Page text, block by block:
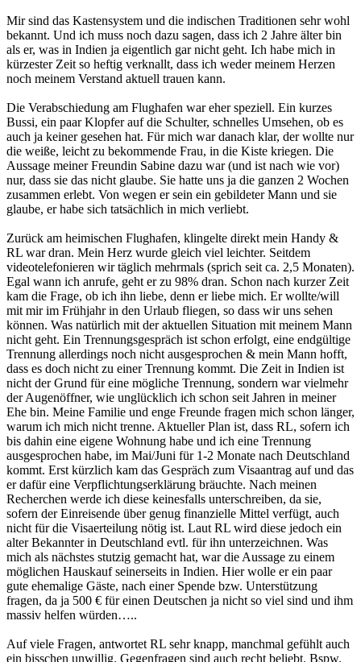
Mir sind das Kastensystem und die indischen Traditionen sehr wohl
bekannt. Und ich muss noch dazu sagen, dass ich 2 Jahre älter bin
als er, was in Indien ja eigentlich gar nicht geht. Ich habe mich in
kürzester Zeit so heftig verknallt, dass ich weder meinem Herzen
noch meinem Verstand aktuell trauen kann.
Die Verabschiedung am Flughafen war eher speziell. Ein kurzes
Bussi, ein paar Klopfer auf die Schulter, schnelles Umsehen, ob es
auch ja keiner gesehen hat. Für mich war danach klar, der wollte nur
die weiße, leicht zu bekommende Frau, in die Kiste kriegen. Die
Aussage meiner Freundin Sabine dazu war (und ist nach wie vor)
nur, dass sie das nicht glaube. Sie hatte uns ja die ganzen 2 Wochen
zusammen erlebt. Von wegen er sein ein gebildeter Mann und sie
glaube, er habe sich tatsächlich in mich verliebt.
Zurück am heimischen Flughafen, klingelte direkt mein Handy &
RL war dran. Mein Herz wurde gleich viel leichter. Seitdem
videotelefonieren wir täglich mehrmals (sprich seit ca. 2,5 Monaten).
Egal wann ich anrufe, geht er zu 98% dran. Schon nach kurzer Zeit
kam die Frage, ob ich ihn liebe, denn er liebe mich. Er wollte/will
mit mir im Frühjahr in den Urlaub fliegen, so dass wir uns sehen
können. Was natürlich mit der aktuellen Situation mit meinem Mann
nicht geht. Ein Trennungsgespräch ist schon erfolgt, eine endgültige
Trennung allerdings noch nicht ausgesprochen & mein Mann hofft,
dass es doch nicht zu einer Trennung kommt. Die Zeit in Indien ist
nicht der Grund für eine mögliche Trennung, sondern war vielmehr
der Augenöffner, wie unglücklich ich schon seit Jahren in meiner
Ehe bin. Meine Familie und enge Freunde fragen mich schon länger,
warum ich mich nicht trenne. Aktueller Plan ist, dass RL, sofern ich
bis dahin eine eigene Wohnung habe und ich eine Trennung
ausgesprochen habe, im Mai/Juni für 1-2 Monate nach Deutschland
kommt. Erst kürzlich kam das Gespräch zum Visaantrag auf und das
er dafür eine Verpflichtungserklärung bräuchte. Nach meinen
Recherchen werde ich diese keinesfalls unterschreiben, da sie,
sofern der Einreisende über genug finanzielle Mittel verfügt, auch
nicht für die Visaerteilung nötig ist. Laut RL wird diese jedoch ein
alter Bekannter in Deutschland evtl. für ihn unterzeichnen. Was
mich als nächstes stutzig gemacht hat, war die Aussage zu einem
möglichen Hauskauf seinerseits in Indien. Hier wolle er ein paar
gute ehemalige Gäste, nach einer Spende bzw. Unterstützung
fragen, da ja 500 € für einen Deutschen ja nicht so viel sind und ihm
massiv helfen würden…..
Auf viele Fragen, antwortet RL sehr knapp, manchmal gefühlt auch
ein bisschen unwillig. Gegenfragen sind auch recht beliebt. Bspw.